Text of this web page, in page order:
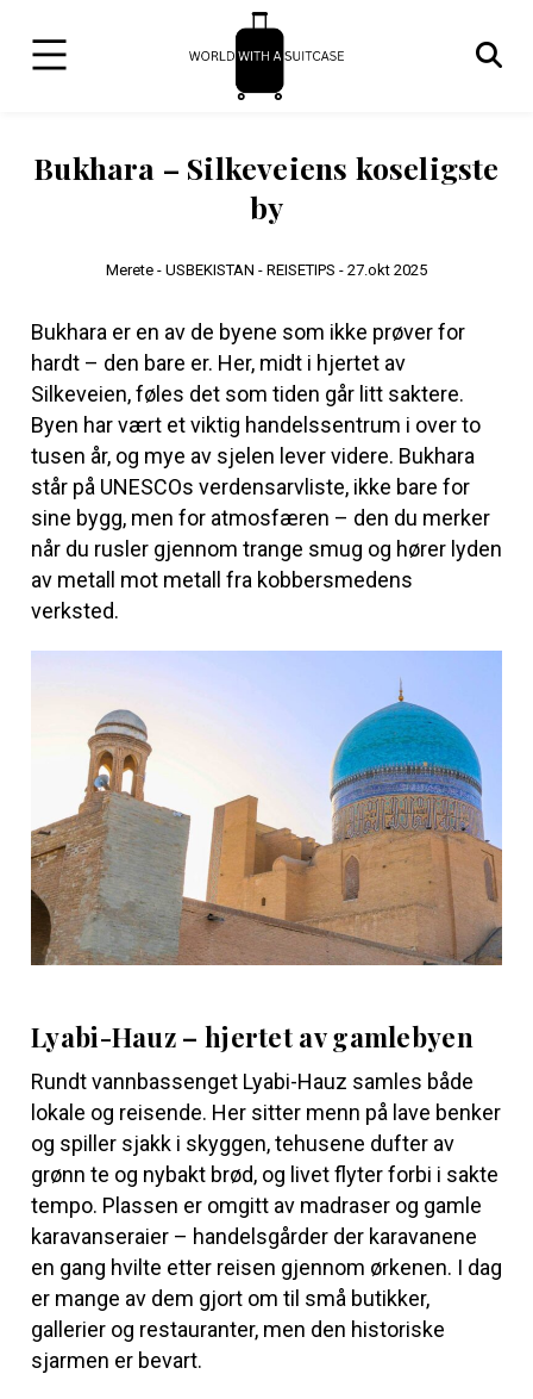
Bukhara – Silkeveiens koseligste
by
Merete - USBEKISTAN - REISETIPS - 27.okt 2025
Bukhara er en av de byene som ikke prøver for
hardt – den bare er. Her, midt i hjertet av
Silkeveien, føles det som tiden går litt saktere.
Byen har vært et viktig handelssentrum i over to
tusen år, og mye av sjelen lever videre. Bukhara
står på UNESCOs verdensarvliste, ikke bare for
sine bygg, men for atmosfæren – den du merker
når du rusler gjennom trange smug og hører lyden
av metall mot metall fra kobbersmedens
verksted.
Lyabi-Hauz – hjertet av gamlebyen
Rundt vannbassenget Lyabi-Hauz samles både
lokale og reisende. Her sitter menn på lave benker
og spiller sjakk i skyggen, tehusene dufter av
grønn te og nybakt brød, og livet flyter forbi i sakte
tempo. Plassen er omgitt av madraser og gamle
karavanseraier – handelsgårder der karavanene
en gang hvilte etter reisen gjennom ørkenen. I dag
er mange av dem gjort om til små butikker,
gallerier og restauranter, men den historiske
sjarmen er bevart.